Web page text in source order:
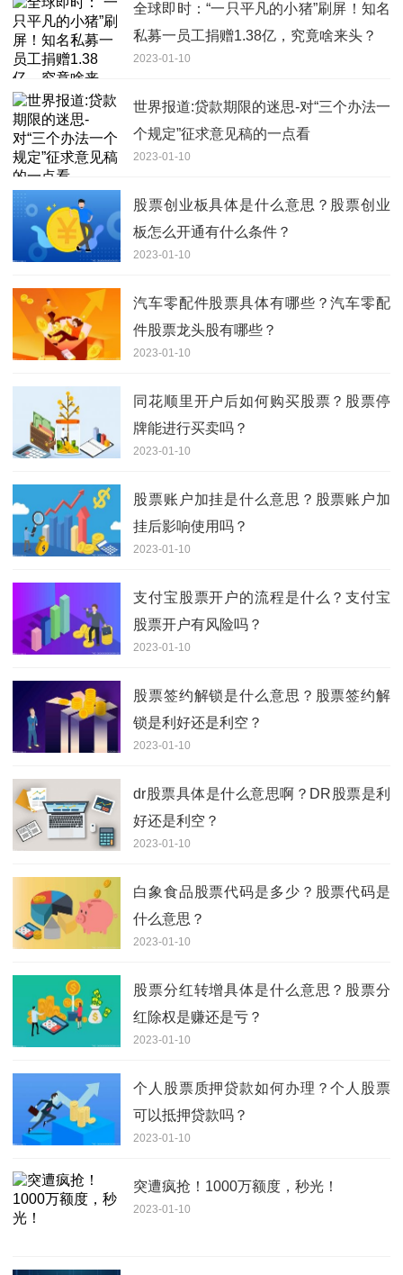
全球即时：“一只平凡的小猪”刷屏！知名
私募一员工捐赠1.38亿，究竟啥来头？
2023-01-10
世界报道:贷款期限的迷思-对“三个办法一
个规定”征求意见稿的一点看
2023-01-10
股票创业板具体是什么意思？股票创业
板怎么开通有什么条件？
2023-01-10
汽车零配件股票具体有哪些？汽车零配
件股票龙头股有哪些？
2023-01-10
同花顺里开户后如何购买股票？股票停
牌能进行买卖吗？
2023-01-10
股票账户加挂是什么意思？股票账户加
挂后影响使用吗？
2023-01-10
支付宝股票开户的流程是什么？支付宝
股票开户有风险吗？
2023-01-10
股票签约解锁是什么意思？股票签约解
锁是利好还是利空？
2023-01-10
dr股票具体是什么意思啊？DR股票是利
好还是利空？
2023-01-10
白象食品股票代码是多少？股票代码是
什么意思？
2023-01-10
股票分红转增具体是什么意思？股票分
红除权是赚还是亏？
2023-01-10
个人股票质押贷款如何办理？个人股票
可以抵押贷款吗？
2023-01-10
突遭疯抢！1000万额度，秒光！
2023-01-10